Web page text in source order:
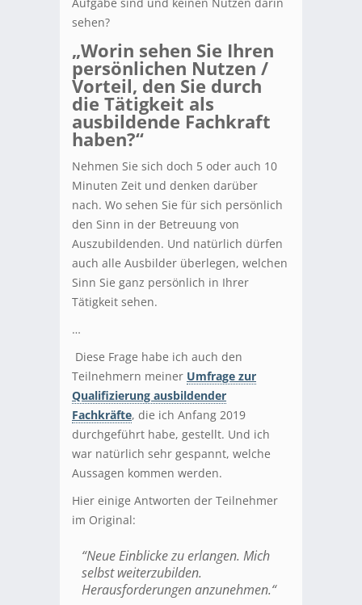
sehen?
„Worin sehen Sie Ihren
persönlichen Nutzen /
Vorteil, den Sie durch
die Tätigkeit als
ausbildende Fachkraft
haben?“
Nehmen Sie sich doch 5 oder auch 10
Minuten Zeit und denken darüber
nach. Wo sehen Sie für sich persönlich
den Sinn in der Betreuung von
Auszubildenden. Und natürlich dürfen
auch alle Ausbilder überlegen, welchen
Sinn Sie ganz persönlich in Ihrer
Tätigkeit sehen.
…
Diese Frage habe ich auch den
Teilnehmern meiner Umfrage zur
Qualifizierung ausbildender
Fachkräfte, die ich Anfang 2019
durchgeführt habe, gestellt. Und ich
war natürlich sehr gespannt, welche
Aussagen kommen werden.
Hier einige Antworten der Teilnehmer
im Original:
“Neue Einblicke zu erlangen. Mich
selbst weiterzubilden.
Herausforderungen anzunehmen.“